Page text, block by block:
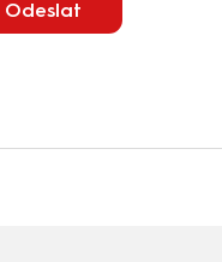
Odeslat